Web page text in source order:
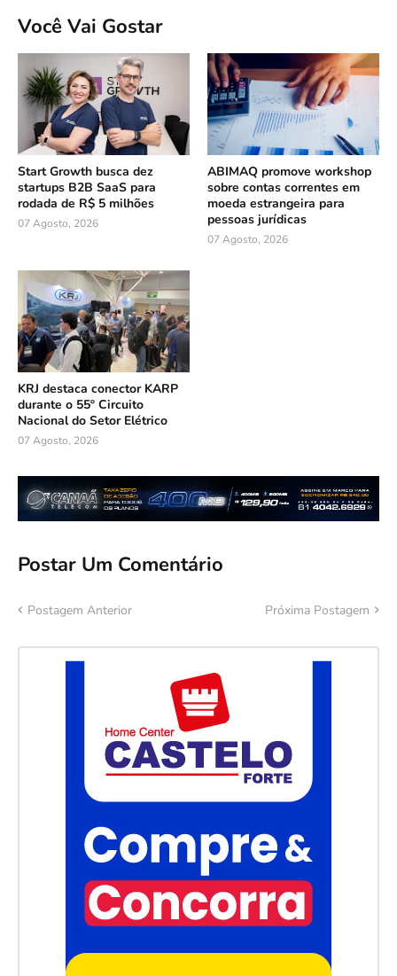
Você Vai Gostar
Start Growth busca dez
startups B2B SaaS para
rodada de R$ 5 milhões
07 Agosto, 2026
ABIMAQ promove workshop
sobre contas correntes em
moeda estrangeira para
pessoas jurídicas
07 Agosto, 2026
KRJ destaca conector KARP
durante o 55º Circuito
Nacional do Setor Elétrico
07 Agosto, 2026
Postar Um Comentário
Postagem Anterior Próxima Postagem